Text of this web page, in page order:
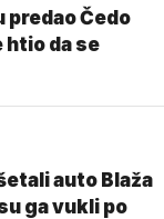
predao Čedo
htio da se
auto Blaža
ga vukli po